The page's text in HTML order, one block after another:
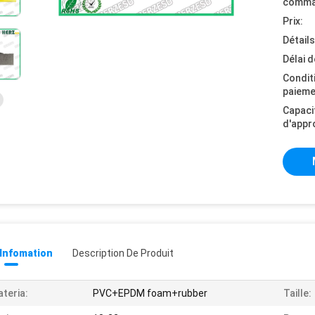
Prix:
Délai
Description De Produit
PVC+EPDM foam+rubber Taille: